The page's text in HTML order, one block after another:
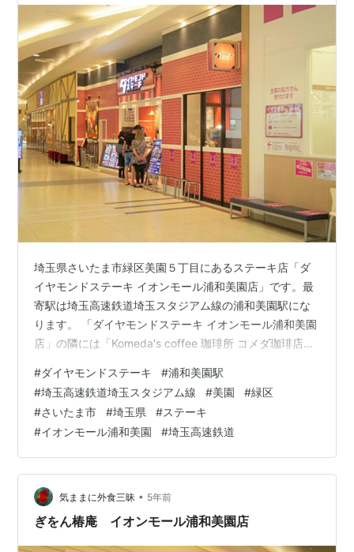
埼玉県さいたま市緑区美園５丁目にあるステーキ店「ダ
イヤモンドステーキ イオンモール浦和美園店」です。最
寄駅は埼玉高速鉄道埼玉スタジアム線の浦和美園駅にな
ります。 「ダイヤモンドステーキ イオンモール浦和美園
店」の隣には「Komeda's coffee 珈琲所 コメダ珈琲店」
Restaurant Premium BAQET ベーカリーレストランプレ
ミアムバケット」「おひつごはん 四六時中」
「chawan」「神楽食堂 串家物語」「いしがまやハンバ
ーグ」「もりもり寿し」があります。
morigen1.hatenablog.com morigen1.h…
#ダイヤモンドステーキ #浦和美園駅
#埼玉高速鉄道埼玉スタジアム線 #美園 #緑区
#さいたま市 #埼玉県 #ステーキ
#イオンモール浦和美園 #埼玉高速鉄道
気ままに外食三昧 • 5年前
ぎをん椿庵 イオンモール浦和美園店